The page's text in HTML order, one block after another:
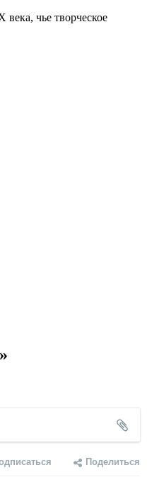
чье творческое
Поделиться